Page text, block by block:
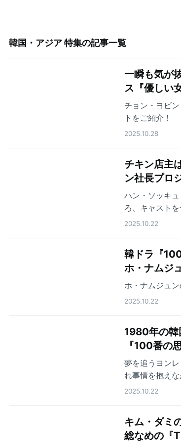
韓国・アジア 特集の記事一覧
一瞬も気が
ス『優しい
チョン・ヨビ
トをご紹介！
2025.10.28
チキン店主
ン社長プロ
ハン・ソッキ
ろ、キャストを
2025.10.22
韓ドラ『
ホ・ナムジ
ホ・ナムジュ
2025.10.22
1980年の韓
『100番の
夢を追うヨン
れ事情を抱え
る
2025.10.22
キム・ダミ
総なめの『